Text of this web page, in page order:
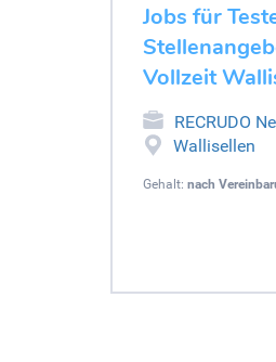
Jobs für
Vollzeit
RECRUDO
Wallisellen
Gehalt: nach